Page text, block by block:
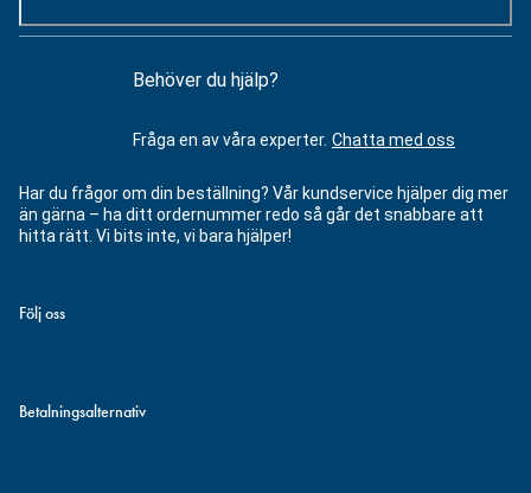
Behöver du hjälp?
Fråga en av våra experter. Chatta med oss
Har du frågor om din beställning? Vår kundservice hjälper dig mer
än gärna – ha ditt ordernummer redo så går det snabbare att
hitta rätt. Vi bits inte, vi bara hjälper!
Följ oss
Betalningsalternativ